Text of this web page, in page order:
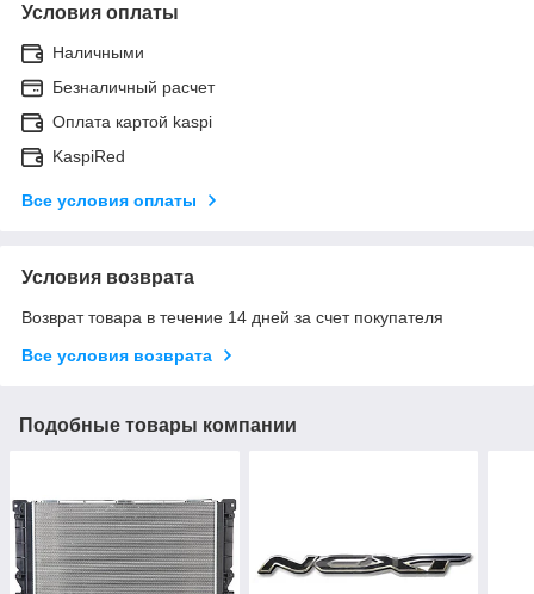
Условия оплаты
Наличными
Безналичный расчет
Оплата картой kaspi
KaspiRed
Все условия оплаты
Условия возврата
Возврат товара в течение 14 дней за счет покупателя
Все условия возврата
Подобные товары компании